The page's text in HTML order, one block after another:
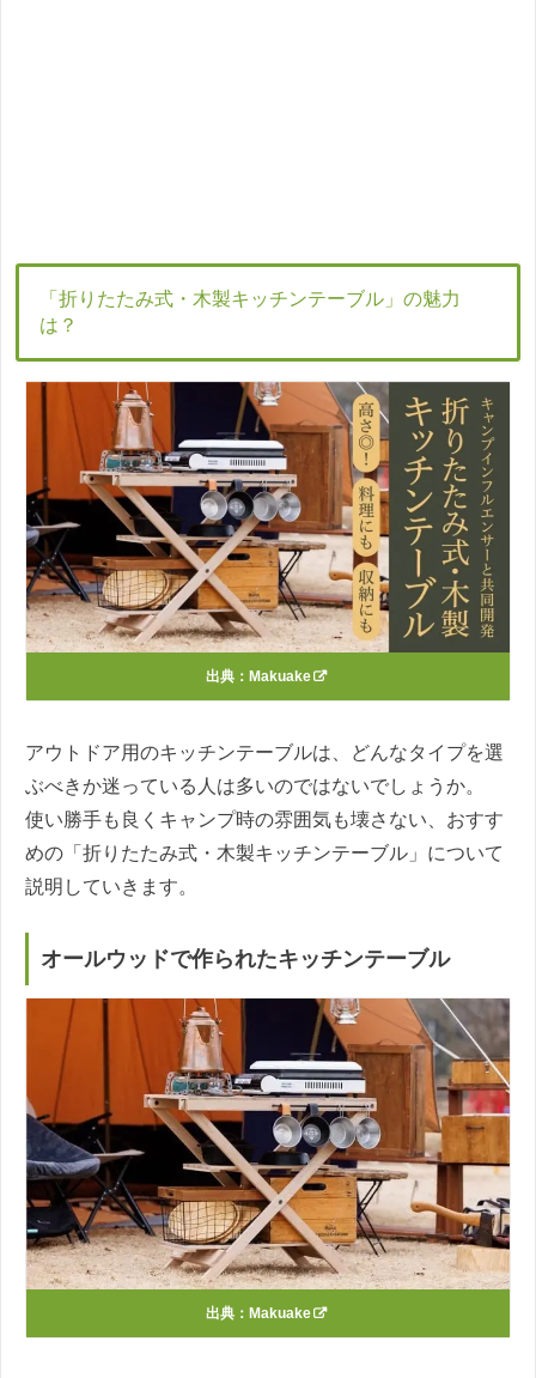
「折りたたみ式・木製キッチンテーブル」の魅力
は？
出典： Makuake
アウトドア用のキッチンテーブルは、どんなタイプを選
ぶべきか迷っている人は多いのではないでしょうか。
使い勝手も良くキャンプ時の雰囲気も壊さない、おすす
めの「折りたたみ式・木製キッチンテーブル」について
説明していきます。
オールウッドで作られたキッチンテーブル
出典： Makuake